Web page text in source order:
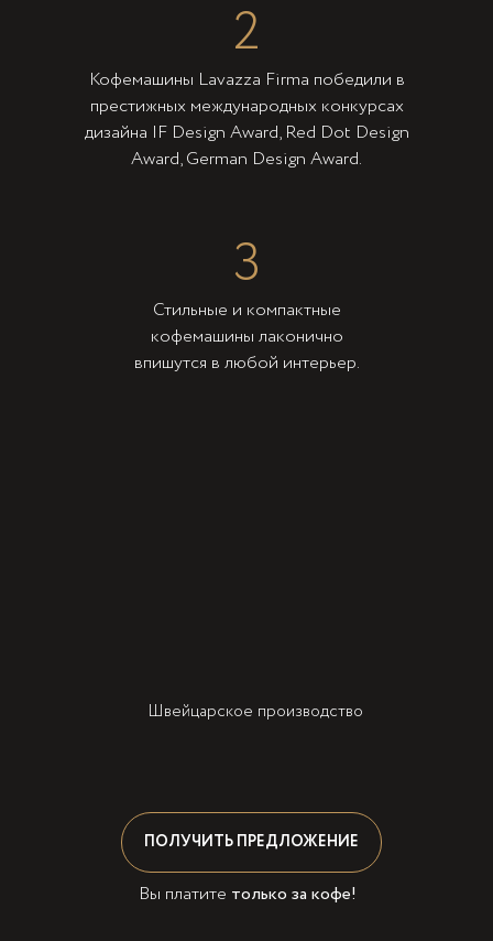
ПОЛУЧИТЬ ПРЕДЛОЖЕНИЕ
Вы платите только за кофе!
Кофемашины Lavazza Firma победили в
престижных международных конкурсах
дизайна IF Design Award, Red Dot Design
Award, German Design Award.
2
Стильные и компактные
кофемашины лаконично
впишутся в любой интерьер.
3
Швейцарское производство